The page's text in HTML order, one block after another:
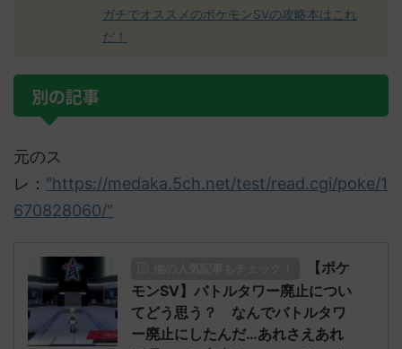
ガチでオススメのポケモンSVの攻略本はこれ
だ！
別の記事
元のス
レ： "https://medaka.5ch.net/test/read.cgi/poke/1
670828060/"
【ポケ
モンSV】バトルタワー廃止につい
てどう思う？ なんでバトルタワ
ー廃止にしたんだ…あれさえあれ